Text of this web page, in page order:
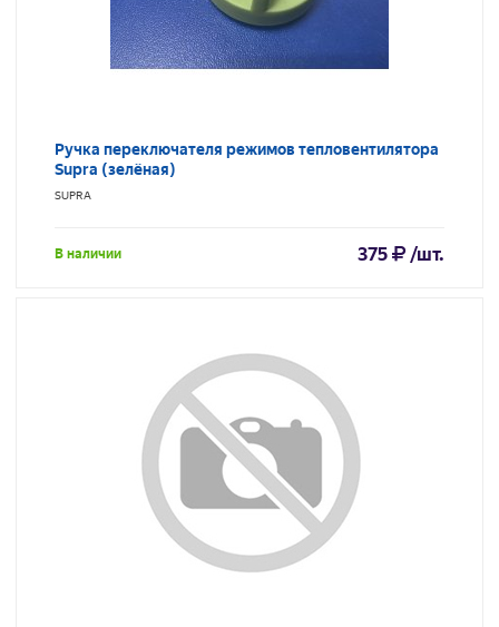
Ручка переключателя режимов тепловентилятора
Supra (зелёная)
SUPRA
В наличии 375 /шт.